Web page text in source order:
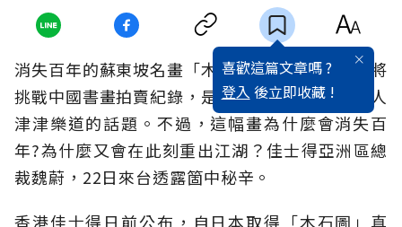
喜歡這篇文章嗎 ?
登入 後立即收藏 !
消失百年的蘇東坡名畫「木石圖」重出江湖，並將
挑戰中國書畫拍賣紀錄，是華人收藏界近期最令人
津津樂道的話題。不過，這幅畫為什麼會消失百
年?為什麼又會在此刻重出江湖？佳士得亞洲區總
裁魏蔚，22日來台透露箇中秘辛。
香港佳士得日前公布，自日本取得「木石圖」真